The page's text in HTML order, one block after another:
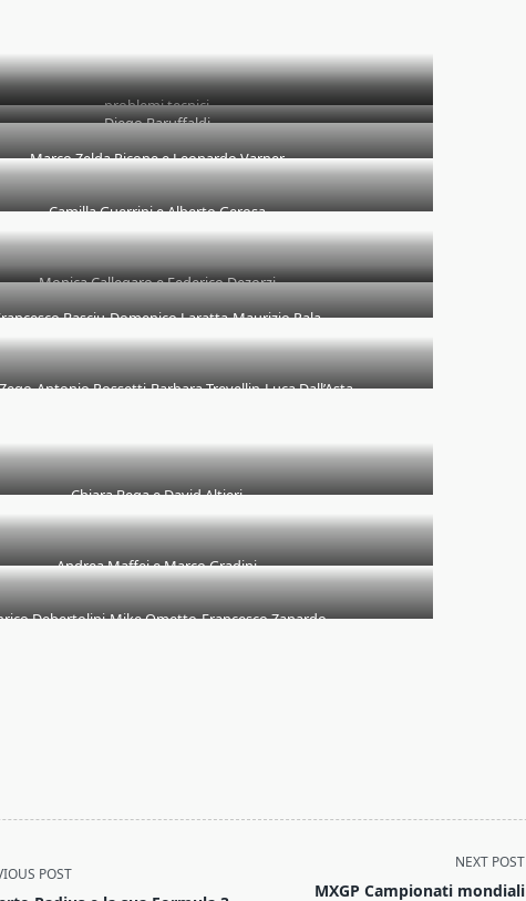
problemi tecnici
Diego Baruffaldi
Marco Zelda Picone e Leonardo Varner
Camilla Guerrini e Alberto Gerosa
Monica Callegaro e Federico Dezorzi
Basciu-Domenico Laratta-Maurizio Pala
Antonio Rossetti-Barbara Trevellin-Luca Dall’Asta
Chiara Bega e David Altieri
Andrea Maffei e Marco Gradini
Debertolini-Mike Ometto-Francesco Zanardo
POST
NEXT POST
MXGP Campionati mondiali